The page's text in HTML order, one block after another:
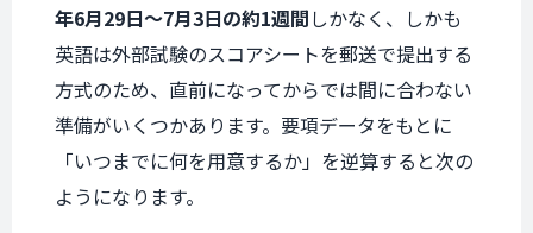
年6月29日〜7月3日の約1週間しかなく、しかも
英語は外部試験のスコアシートを郵送で提出する
方式のため、直前になってからでは間に合わない
準備がいくつかあります。要項データをもとに
「いつまでに何を用意するか」を逆算すると次の
ようになります。